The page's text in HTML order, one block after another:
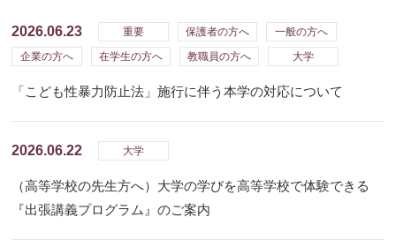
2026.06.23 重要 保護者の方へ 一般の方へ
企業の方へ 在学生の方へ 教職員の方へ 大学
「こども性暴力防止法」施行に伴う本学の対応について
2026.06.22 大学
（高等学校の先生方へ）大学の学びを高等学校で体験できる
『出張講義プログラム』のご案内